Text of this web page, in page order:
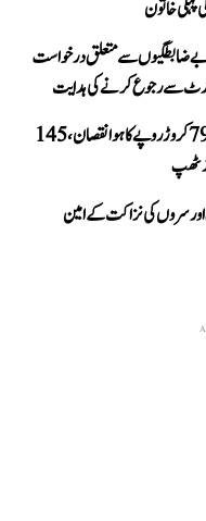
پہلی خاتون
ضابطگیوں سے متعلق درخواست
سے رجوع کرنے کی ہدایت
ہماچل پردیش: مانسون میں 798 کروڑ روپے کا ہوا نقصان، 145
سروں کی نزاکت کے امین